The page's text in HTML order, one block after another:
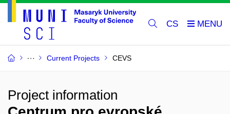
CS
Current Projects CEVS
Project information